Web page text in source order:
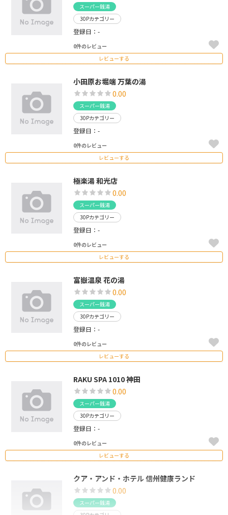
スーパー銭湯
30Pカテゴリー
登録日：-
0件のレビュー
レビューする
小田原お堀端 万葉の湯
0.00
スーパー銭湯
30Pカテゴリー
登録日：-
0件のレビュー
レビューする
極楽湯 和光店
0.00
スーパー銭湯
30Pカテゴリー
登録日：-
0件のレビュー
レビューする
富嶽温泉 花の湯
0.00
スーパー銭湯
30Pカテゴリー
登録日：-
0件のレビュー
レビューする
RAKU SPA 1010 神田
0.00
スーパー銭湯
30Pカテゴリー
登録日：-
0件のレビュー
レビューする
クア・アンド・ホテル 信州健康ランド
0.00
スーパー銭湯